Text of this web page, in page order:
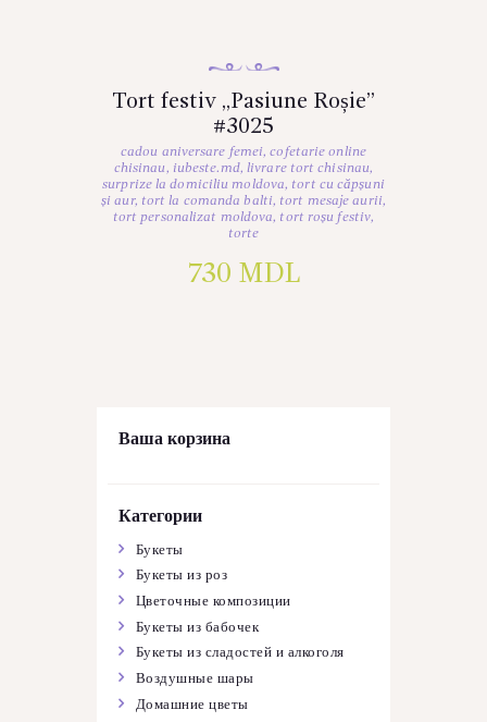
Tort festiv „Pasiune Roșie”
#3025
cadou aniversare femei,cofetarie online
chisinau, iubeste.md, livrare tort chisinau,
surprize la domiciliu moldova, tort cu căpșuni
și aur, tort la comanda balti, tort mesaje aurii,
tort personalizat moldova, tort roșu festiv,
torte
730 MDL
Ваша корзина
Категории
Букеты
Букеты из роз
Цветочные композиции
Букеты из бабочек
Букеты из сладостей и алкоголя
Воздушные шары
Домашние цветы